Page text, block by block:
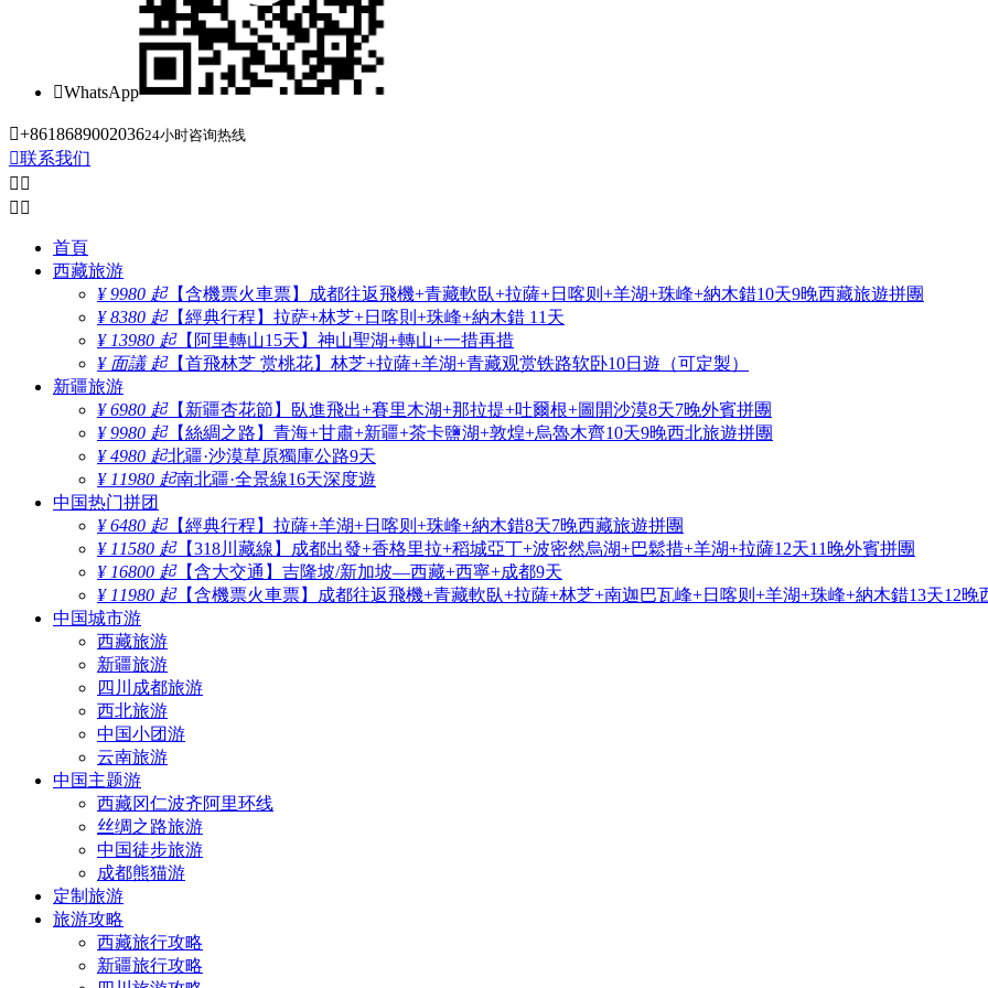
WhatsApp
+861868900203624小时咨询热线
联系我们
 
 
首頁
西藏旅游
¥ 9980 起【含機票火車票】成都往返飛機+青藏軟臥+拉薩+日喀则+羊湖+珠峰+納木錯10天9晚西藏旅遊拼團
¥ 8380 起【經典行程】拉萨+林芝+日喀則+珠峰+納木錯 11天
¥ 13980 起【阿里轉山15天】神山聖湖+轉山+一措再措
¥ 面議 起【首飛林芝 赏桃花】林芝+拉薩+羊湖+青藏观赏铁路软卧10日遊（可定製）
新疆旅游
¥ 6980 起【新疆杏花節】臥進飛出+賽里木湖+那拉提+吐爾根+圖開沙漠8天7晚外賓拼團
¥ 9980 起【絲綢之路】青海+甘肅+新疆+茶卡鹽湖+敦煌+烏魯木齊10天9晚西北旅遊拼團
¥ 4980 起北疆·沙漠草原獨庫公路9天
¥ 11980 起南北疆·全景線16天深度遊
中国热门拼团
¥ 6480 起【經典行程】拉薩+羊湖+日喀则+珠峰+納木錯8天7晚西藏旅遊拼團
¥ 11580 起【318川藏線】成都出發+香格里拉+稻城亞丁+波密然烏湖+巴鬆措+羊湖+拉薩12天11晚外賓拼團
¥ 16800 起【含大交通】吉隆坡/新加坡—西藏+西寧+成都9天
¥ 11980 起【含機票火車票】成都往返飛機+青藏軟臥+拉薩+林芝+南迦巴瓦峰+日喀则+羊湖+珠峰+納木錯13天12晚
中国城市游
西藏旅游
新疆旅游
四川成都旅游
西北旅游
中国小团游
云南旅游
中国主题游
西藏冈仁波齐阿里环线
丝绸之路旅游
中国徒步旅游
成都熊猫游
定制旅游
旅游攻略
西藏旅行攻略
新疆旅行攻略